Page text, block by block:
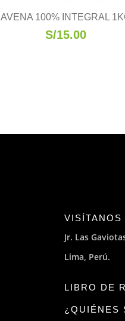
AVENA 100% INTEGRAL
S/15.00
VISÍTANOS
Jr. Las
Lima, Perú.
LIBRO DE
¿QUIÉNES